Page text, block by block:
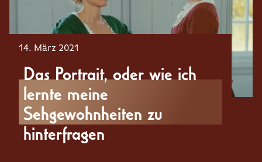
14. März 2021
Das Portrait, oder wie ich
lernte meine
Sehgewohnheiten zu
hinterfragen